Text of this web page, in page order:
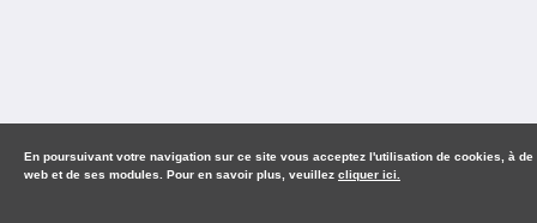
En poursuivant votre navigation sur ce site vous acceptez l'utilisation de cookies, à
web et de ses modules. Pour en savoir plus, veuillez cliquer ici.